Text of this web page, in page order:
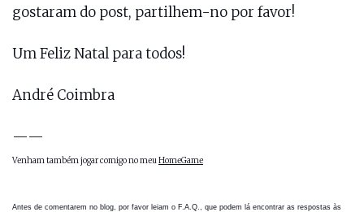
gostaram do post, partilhem-no por favor!
Um Feliz Natal para todos!
André Coimbra
——
Venham também jogar comigo no meuHomeGame
Antes de comentarem no blog, por favor leiam o F.A.Q. , que podem lá encontrar as respostas às